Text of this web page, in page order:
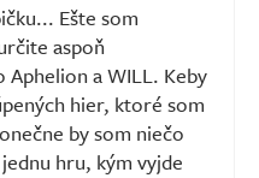
Ešte som
aspoň
Aphelion a WILL. Keby
hier, ktoré som
by som niečo
hru, kým vyjde